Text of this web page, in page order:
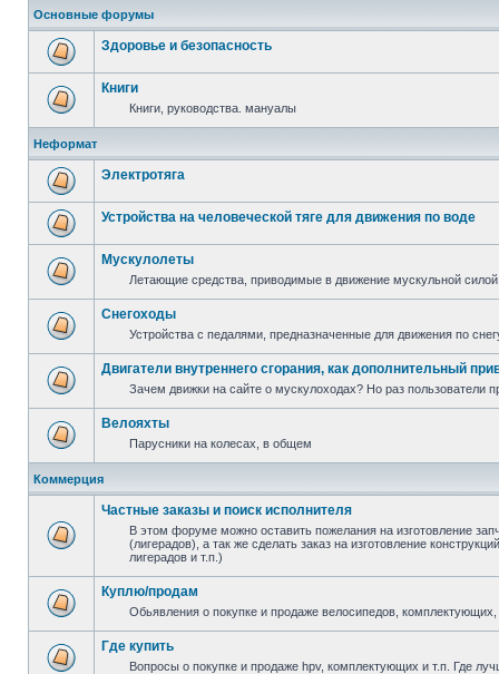
Основные форумы
Здоровье и безопасность
Книги
Книги, руководства. мануалы
Неформат
Электротяга
Устройства на человеческой тяге для движения по воде
Мускулолеты
Летающие средства, приводимые в движение мускульной силой
Снегоходы
Устройства с педалями, предназначенные для движения по
Двигатели внутреннего сгорания, как дополнительный
Зачем движки на сайте о мускулоходах? Но раз пользователи
Велояхты
Парусники на колесах, в общем
Коммерция
Частные заказы и поиск исполнителя
В этом форуме можно оставить пожелания на изготовление
(лигерадов), а так же сделать заказ на изготовление
лигерадов и т.п.)
Куплю/продам
Обьявления о покупке и продаже велосипедов,
Где купить
Вопросы о покупке и продаже hpv, комплектующих и т.п. Где